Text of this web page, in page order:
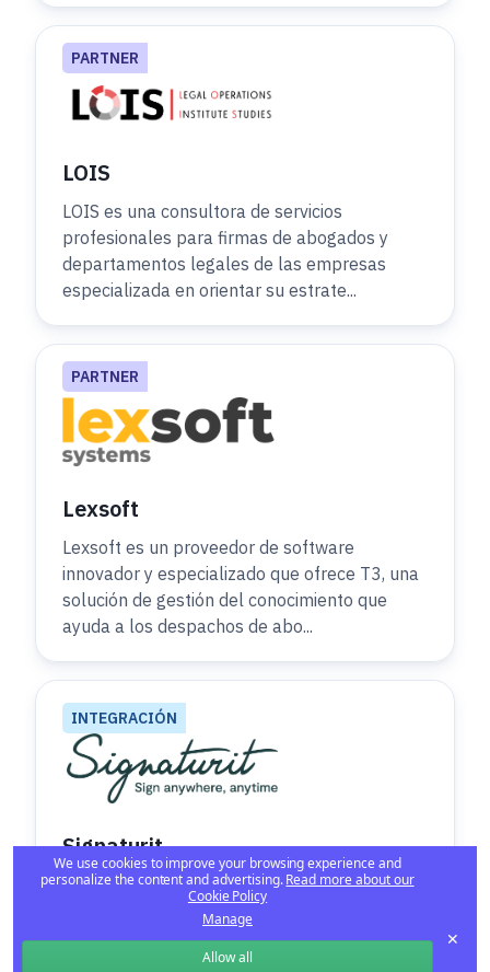
PARTNER
LOIS
LOIS es una consultora de servicios
profesionales para firmas de abogados y
departamentos legales de las empresas
especializada en orientar su estrate...
PARTNER
Lexsoft
Lexsoft es un proveedor de software
innovador y especializado que ofrece T3, una
solución de gestión del conocimiento que
ayuda a los despachos de abo...
INTEGRACIÓN
Signaturit
Signaturit es una compañía tecnológica que
ofrece soluciones de firma electrónica,
identificación electrónica y entrega
certificada. Su plataforma per...
We use cookies to improve your browsing experience and
personalize the content and advertising. Read more about our
Cookie Policy
Manage
Allow all
✕